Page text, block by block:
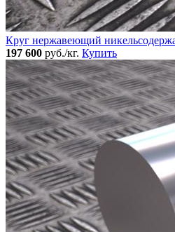
Круг нержавеющий
197 600 руб./кг. Купить